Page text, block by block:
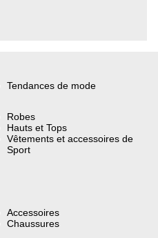
Tendances de mode
Robes
Hauts et Tops
Vêtements et accessoires de
Sport
Accessoires
Chaussures